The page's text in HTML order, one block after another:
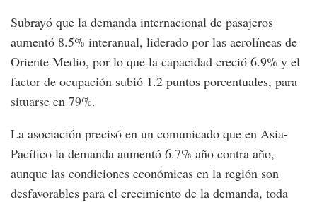
Subrayó que la demanda internacional de pasajeros
aumentó 8.5% interanual, liderado por las aerolíneas de
Oriente Medio, por lo que la capacidad creció 6.9% y el
factor de ocupación subió 1.2 puntos porcentuales, para
situarse en 79%.
La asociación precisó en un comunicado que en Asia-
Pacífico la demanda aumentó 6.7% año contra año,
aunque las condiciones económicas en la región son
desfavorables para el crecimiento de la demanda, toda